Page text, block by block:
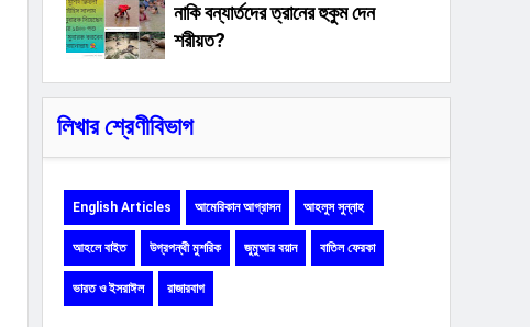
নাকি বন্যার্তদের ত্রানের হুকুম দেন
শরীয়ত?
লিখার শ্রেণীবিভাগ
English Articles আমেরিকান আগ্রাসন আহলুস সুন্নাহ
আহলে বাইত উগ্রপন্থী মুশরিক জুমুআর বয়ান বাতিল ফেরকা
ভারত ও ইসরাঈল রাজারবাগ